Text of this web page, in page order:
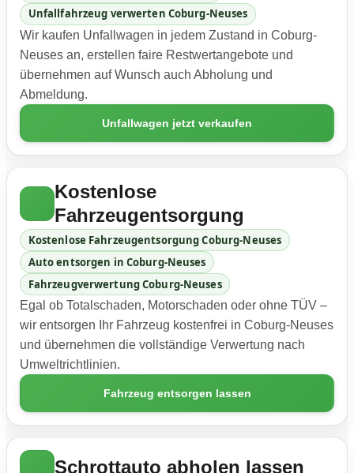
Unfallfahrzeug verwerten Coburg-Neuses
Wir kaufen Unfallwagen in jedem Zustand in Coburg-
Neuses an, erstellen faire Restwertangebote und
übernehmen auf Wunsch auch Abholung und
Abmeldung.
Unfallwagen jetzt verkaufen
Kostenlose
Fahrzeugentsorgung
Kostenlose Fahrzeugentsorgung Coburg-Neuses
Auto entsorgen in Coburg-Neuses
Fahrzeugverwertung Coburg-Neuses
Egal ob Totalschaden, Motorschaden oder ohne TÜV –
wir entsorgen Ihr Fahrzeug kostenfrei in Coburg-Neuses
und übernehmen die vollständige Verwertung nach
Umweltrichtlinien.
Fahrzeug entsorgen lassen
Schrottauto abholen lassen